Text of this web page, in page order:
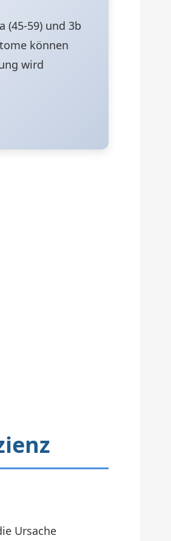
(45-59) und 3b
können
wird
Ursache